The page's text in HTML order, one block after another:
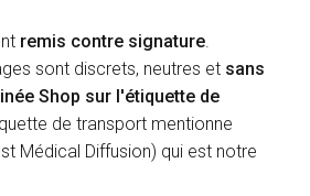
remis contre signature.
sont discrets, neutres et sans
Shop sur l'étiquette de
de transport mentionne
Médical Diffusion) qui est notre